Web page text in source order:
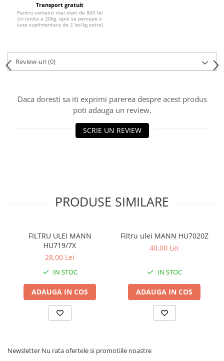
Transport gratuit
Pentru comenzi mai mari de 800 lei
(in limita a 20kg, apoi se percepe o
taxa suplimentara de 2 lei/kg extra)
Review-uri(0)
Daca doresti sa iti exprimi parerea despre acest produs
poti adauga un review.
SCRIE UN REVIEW
PRODUSE SIMILARE
FILTRU ULEI MANN
HU719/7X
28,00 Lei
IN STOC
ADAUGA IN COS
Filtru ulei MANN HU7020Z
40,00 Lei
IN STOC
ADAUGA IN COS
Newsletter Nu rata ofertele si promotiile noastre